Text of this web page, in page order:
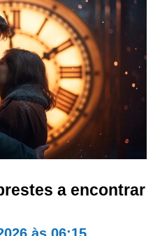
a encontrar